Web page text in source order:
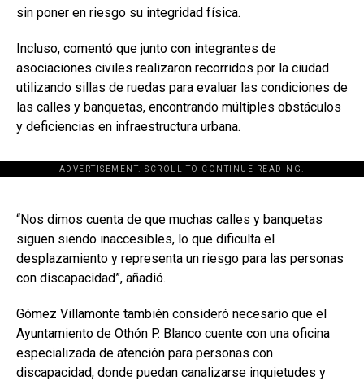
sin poner en riesgo su integridad física.
Incluso, comentó que junto con integrantes de
asociaciones civiles realizaron recorridos por la ciudad
utilizando sillas de ruedas para evaluar las condiciones de
las calles y banquetas, encontrando múltiples obstáculos
y deficiencias en infraestructura urbana.
ADVERTISEMENT. SCROLL TO CONTINUE READING.
[adsforwp id="243463"]
“Nos dimos cuenta de que muchas calles y banquetas
siguen siendo inaccesibles, lo que dificulta el
desplazamiento y representa un riesgo para las personas
con discapacidad”, añadió.
Gómez Villamonte también consideró necesario que el
Ayuntamiento de Othón P. Blanco cuente con una oficina
especializada de atención para personas con
discapacidad, donde puedan canalizarse inquietudes y